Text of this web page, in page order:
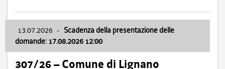
13.07.2026 - Scadenza della presentazione delle
domande: 17.08.2026 12:00
307/26 – Comune di Lignano